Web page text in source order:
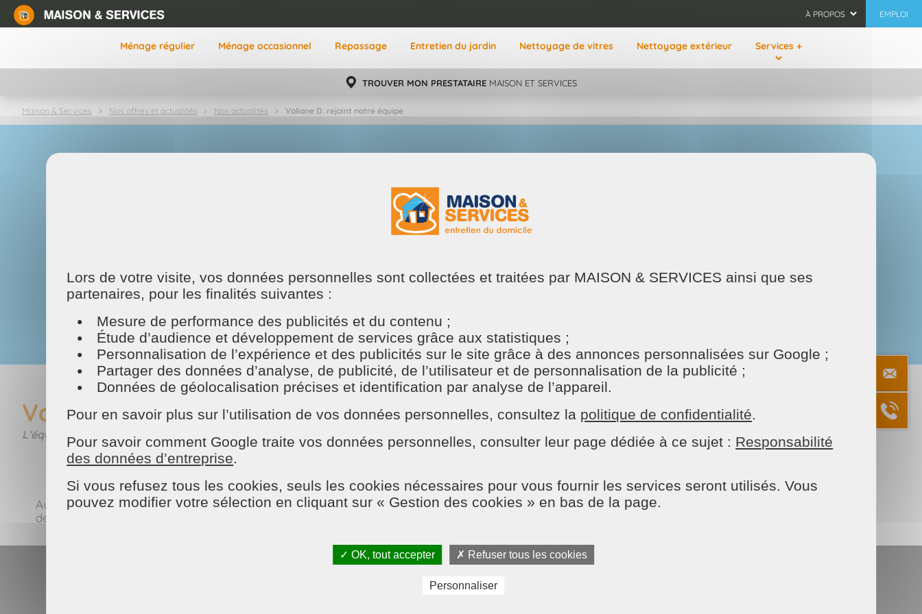
Aller
À PROPOS EMPLOI
Ménage régulier Ménage occasionnel Repassage Entretien du jardin Nettoyage de vitres Nettoyage extérieur Services +
TROUVER MON PRESTATAIRE MAISON ET SERVICES
Maison & Services Nos offres et actualités Nos actualités Valiane D. rejoint notre équipe
17/11/2023
Valiane D. rejoint notre équipe
L’équipe de l’agence de Cesson-Sévigné s’agrandit !
Twitter Email
Aujourd’hui, nous avons accueilli notre nouvelle assistante ménagère Valiane D. au sein de l’agence. Elle vient renforcer nos effectifs pour répondre à la
demande croissante en ménage sur notre secteur !
Lors de votre visite, vos données personnelles sont collectées et traitées par MAISON & SERVICES ainsi que ses
partenaires, pour les finalités suivantes :
Mesure de performance des publicités et du contenu ;
Étude d’audience et développement de services grâce aux statistiques ;
Personnalisation de l’expérience et des publicités sur le site grâce à des annonces personnalisées sur Google ;
Partager des données d’analyse, de publicité, de l’utilisateur et de personnalisation de la publicité ;
Données de géolocalisation précises et identification par analyse de l’appareil.
Pour en savoir plus sur l’utilisation de vos données personnelles, consultez la politique de confidentialité
Pour savoir comment Google traite vos données personnelles, consulter leur page dédiée à ce sujet : Responsabilité
des données d’entreprise
Si vous refusez tous les cookies, seuls les cookies nécessaires pour vous fournir les services seront utilisés. Vous
pouvez modifier votre sélection en cliquant sur « Gestion des cookies » en bas de la page.
✓ OK, tout accepter ✗ Refuser tous les cookies
Personnaliser